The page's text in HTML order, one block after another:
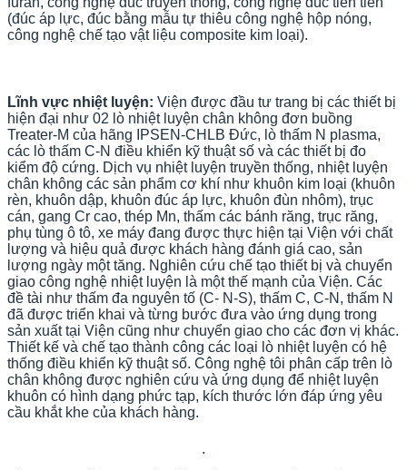
(đúc áp lực, đúc bằng mẫu tự thiêu công nghệ hộp nóng,
công nghệ chế tạo vật liệu composite kim loại).
Lĩnh vực nhiệt luyện: Viện được đầu tư trang bị các thiết bị
hiện đại như 02 lò nhiệt luyện chân không đơn buồng
Treater-M của hãng IPSEN-CHLB Đức, lò thấm N plasma,
các lò thấm C-N điều khiển kỹ thuật số và các thiết bị đo
kiểm độ cứng. Dịch vụ nhiệt luyện truyền thống, nhiệt luyện
chân không các sản phẩm cơ khí như khuôn kim loại (khuôn
rèn, khuôn dập, khuôn đúc áp lực, khuôn đùn nhôm), trục
cán, gang Cr cao, thép Mn, thấm các bánh răng, trục răng,
phụ tùng ô tô, xe máy đang được thực hiện tại Viện với chất
lượng và hiệu quả được khách hàng đánh giá cao, sản
lượng ngày một tăng. Nghiên cứu chế tạo thiết bị và chuyển
giao công nghệ nhiệt luyện là một thế mạnh của Viện. Các
đề tài như thấm đa nguyên tố (C- N-S), thấm C, C-N, thấm N
đã được triển khai và từng bước đưa vào ứng dụng trong
sản xuất tại Viện cũng như chuyển giao cho các đơn vị khác.
Thiết kế và chế tạo thành công các loại lò nhiệt luyện có hệ
thống điều khiển kỹ thuật số. Công nghệ tôi phân cấp trên lò
chân không được nghiên cứu và ứng dụng để nhiệt luyện
khuôn có hình dạng phức tạp, kích thước lớn đáp ứng yêu
cầu khắt khe của khách hàng.
.